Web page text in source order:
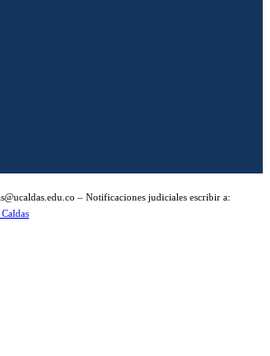
– Notificaciones judiciales escribir a: